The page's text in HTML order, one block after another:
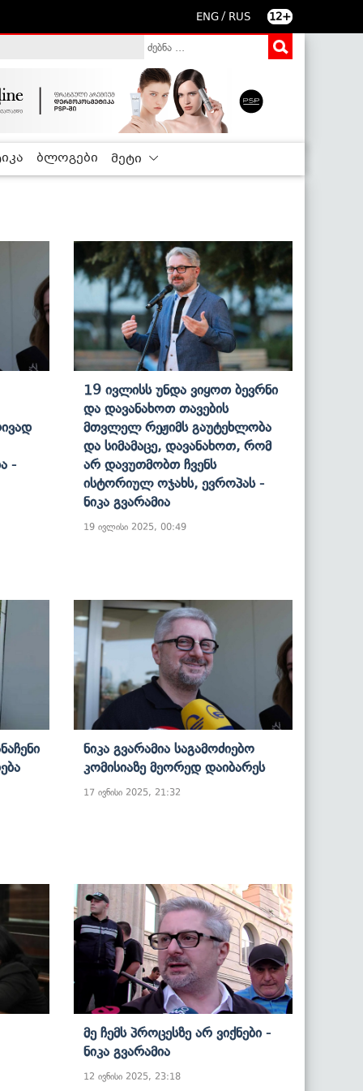
ENG / RUS 12+
ბლოგები მეტი
-
19 Ივლისს Უნდა Ვიყოთ Ბევრნი
Და Დავანახოთ Თავების
Მთვლელ Რეჟიმს Გაუტეხლობა
Და Სიმამაცე, Დავანახოთ, Რომ
Არ Დავუთმობთ Ჩვენს
Ისტორიულ Ოჯახს, Ევროპას -
Ნიკა Გვარამია
19 ივლისი 2025, 00:49
Ნიკა Გვარამია Საგამოძიებო
Კომისიაზე Მეორედ Დაიბარეს
17 ივნისი 2025, 21:32
Მე Ჩემს Პროცესზე Არ Ვიქნები -
Ნიკა Გვარამია
12 ივნისი 2025, 23:18